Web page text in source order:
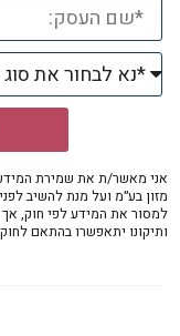
אני מאשר/ת את שמירת
מזון בע״מ ועל מנת להשיב
למסור את המידע לפי חוק, אך
ותיקונו יתאפשרו בהתאם